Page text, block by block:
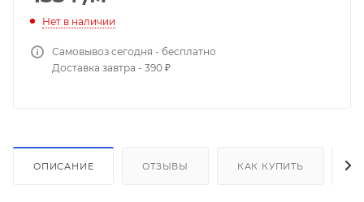
Нет в наличии
Самовывоз сегодня - бесплатно
Доставка завтра - 390 ₽
ОПИСАНИЕ ОТЗЫВЫ КАК КУПИТЬ